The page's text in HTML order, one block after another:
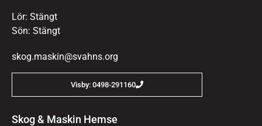
Lör: Stängt
Sön: Stängt
skog.maskin@svahns.org
Visby: 0498-291160
Skog & Maskin Hemse